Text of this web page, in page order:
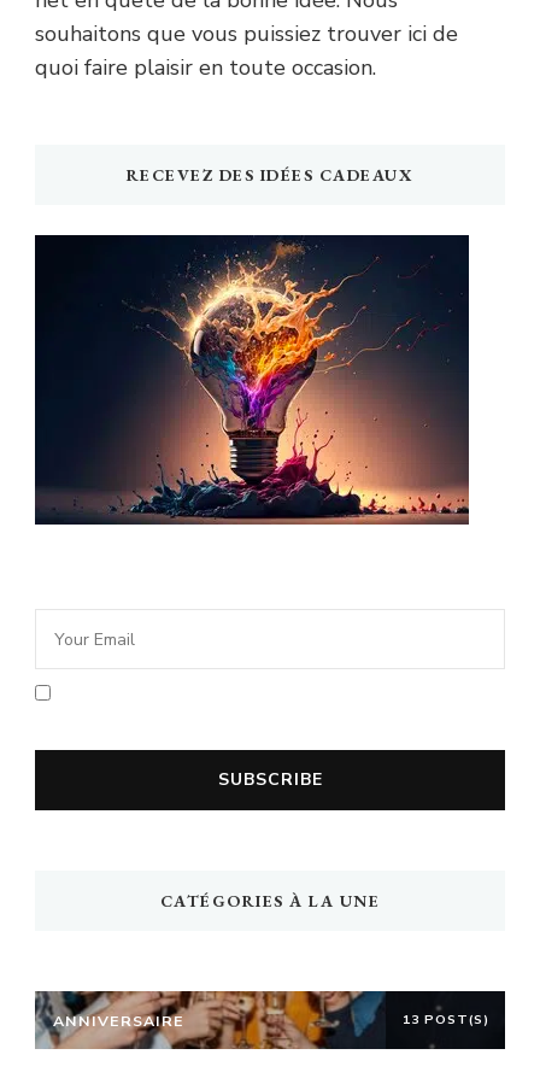
souhaitons que vous puissiez trouver ici de
quoi faire plaisir en toute occasion.
RECEVEZ DES IDÉES CADEAUX
CATÉGORIES À LA UNE
ANNIVERSAIRE 13 POST(S)